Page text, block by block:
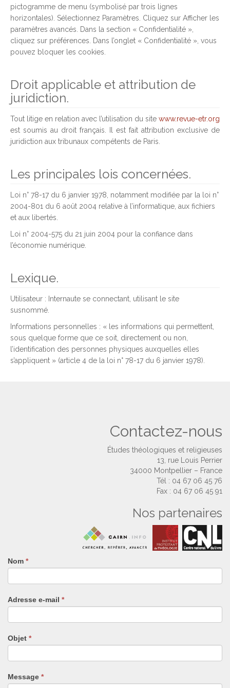
pictogramme de menu (symbolisé par trois lignes
horizontales). Sélectionnez Paramètres. Cliquez sur Afficher les
paramètres avancés. Dans la section « Confidentialité »,
cliquez sur préférences. Dans l’onglet « Confidentialité », vous
pouvez bloquer les cookies.
Droit applicable et attribution de
juridiction.
Tout litige en relation avec l’utilisation du site www.revue-etr.org
est soumis au droit français. Il est fait attribution exclusive de
juridiction aux tribunaux compétents de Paris.
Les principales lois concernées.
Loi n° 78-17 du 6 janvier 1978, notamment modifiée par la loi n°
2004-801 du 6 août 2004 relative à l’informatique, aux fichiers
et aux libertés.
Loi n° 2004-575 du 21 juin 2004 pour la confiance dans
l’économie numérique.
Lexique.
Utilisateur : Internaute se connectant, utilisant le site
susnommé.
Informations personnelles : « les informations qui permettent,
sous quelque forme que ce soit, directement ou non,
l’identification des personnes physiques auxquelles elles
s’appliquent » (article 4 de la loi n° 78-17 du 6 janvier 1978).
Contactez-nous
Études théologiques et religieuses
13, rue Louis Perrier
34000 Montpellier – France
Tél : 04 67 06 45 76
Fax : 04 67 06 45 91
Nos partenaires
Nom *
Adresse e-mail *
Objet *
Message *
Si
vous
êtes
humain,
remplissez
ce